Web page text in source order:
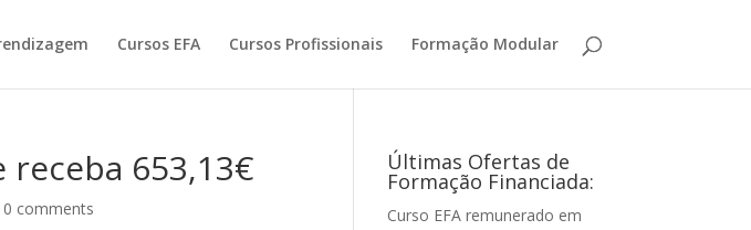
Cursos EFA Cursos Profissionais Formação Modular
receba 653,13€
0 comments
Últimas Ofertas de
Formação Financiada:
Curso EFA remunerado em